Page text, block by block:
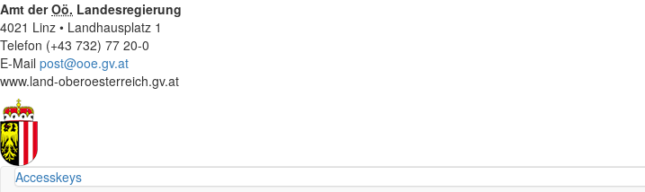
Amt derOö. Landesregierung
4021 Linz • Landhausplatz 1
Telefon (+43 732) 77 20-0
E-Mail post@ooe.gv.at
www.land-oberoesterreich.gv.at
Accesskeys